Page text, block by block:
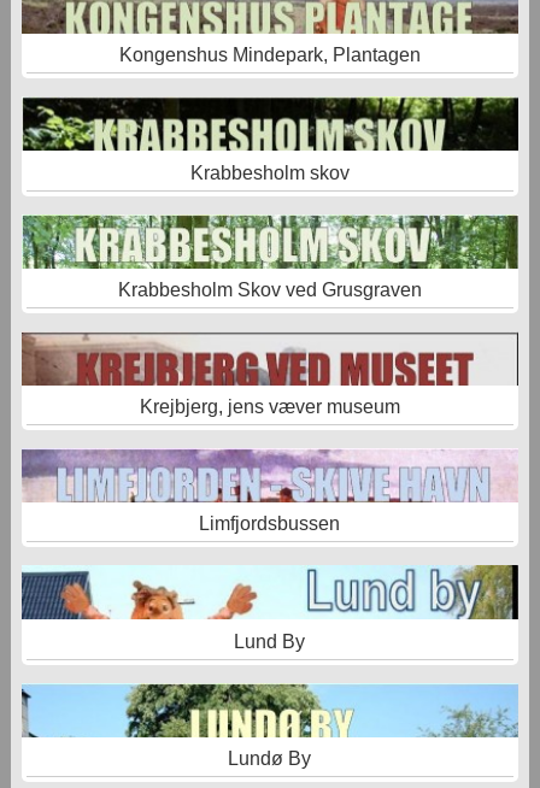
Kongenshus Mindepark, Plantagen
Krabbesholm skov
Krabbesholm Skov ved Grusgraven
Krejbjerg, jens væver museum
Limfjordsbussen
Lund By
Lundø By